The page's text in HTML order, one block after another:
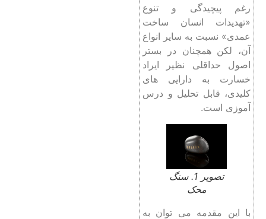
رغم پیچیدگی و تنوع
«تهدیدات انسان ساخت
عمدی» نسبت به سایر انواع
آن، لکن همچنان در بستر
اصول حداقلی نظیر ایراد
خسارت به دارایی ‌های
کلیدی، قابل تحلیل و درس
‌آموزی است.
تصویر 1. سنگ
محک
با این مقدمه می ‌توان به